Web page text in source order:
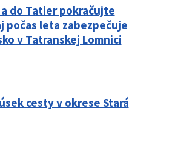
do Tatier pokračujte
počas leta zabezpečuje
v Tatranskej Lomnici
cesty v okrese Stará